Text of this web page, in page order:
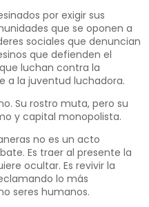
por exigir sus
que se oponen a
sociales que denuncian
que defienden el
luchan contra la
a la juventud luchadora.
Su rostro muta, pero su
y capital monopolista.
no es un acto
Es traer al presente la
ocultar. Es revivir la
lo más
seres humanos.